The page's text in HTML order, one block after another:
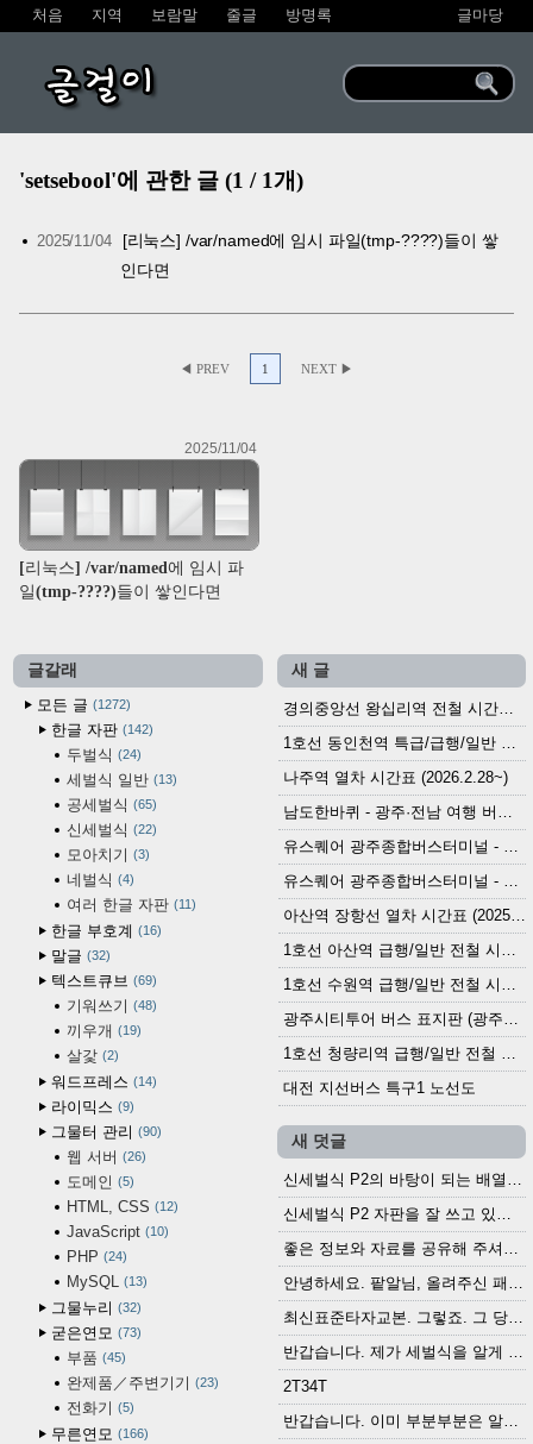
처음 지역 보람말 줄글 방명록 글마당
글걸이
'setsebool'에 관한 글 (1 / 1개)
2025/11/04
[리눅스] /var/named에 임시 파일(tmp-????)들이 쌓
인다면
◀ PREV 1 NEXT ▶
2025/11/04
[리눅스] /var/named에 임시 파
일(tmp-????)들이 쌓인다면
글갈래
모든 글
1272
한글 자판 142
두벌식 24
세벌식 일반 13
공세벌식 65
신세벌식 22
모아치기 3
네벌식 4
여러 한글 자판 11
한글 부호계 16
말글 32
텍스트큐브 69
기워쓰기 48
끼우개 19
살갗 2
워드프레스 14
라이믹스 9
그물터 관리 90
웹 서버 26
도메인 5
HTML, CSS 12
JavaScript 10
PHP 24
MySQL 13
그물누리 32
굳은연모 73
부품 45
완제품／주변기기 23
전화기 5
무른연모 166
새 글
경의중앙선 왕십리역 전철 시간표 (2026.4.20~)
나주역 열차 시간표 (2026.2.28~)
아산역 장항선 열차 시간표 (2025.12.30 기준) (무궁화호, ITX-마음, 새마을호, 서해금빛열차)
대전 지선버스 특구1 노선도
새 덧글
최신표준타자교본. 그렇죠. 그 당시에 최신 표준...
2T34T
반갑습니다. 이미 부분부분은 알려진 정보들이...